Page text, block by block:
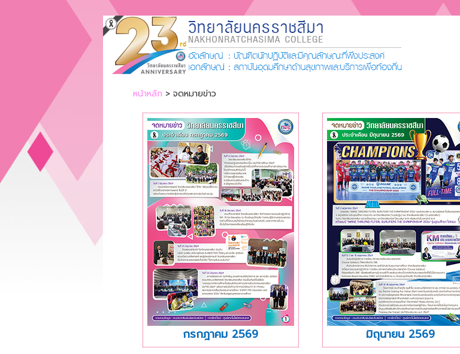
หน้าหลัก > จดหมายข่าว
กรกฎาคม 2569 มิถุนายน 2569